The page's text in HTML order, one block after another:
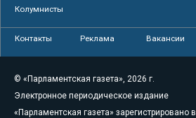
Колумнисты
Контакты Реклама Вакансии
© «Парламентская газета», 2026 г.
Электронное периодическое издание
«Парламентская газета» зарегистрировано в